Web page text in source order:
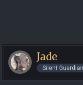
Jade
Silent Guardian